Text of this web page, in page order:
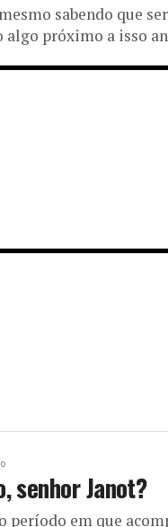
sabendo que
algo próximo a isso
senhor Janot?
período em que